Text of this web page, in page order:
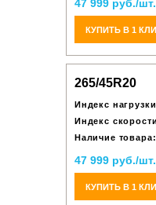
47 999 руб./шт.
КУПИТЬ В 1
265/45R20
Индекс
Индекс
Наличие товара:
47 999 руб./шт.
КУПИТЬ В 1